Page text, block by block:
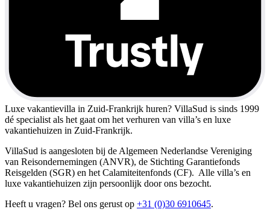
Luxe vakantievilla in Zuid-Frankrijk huren? VillaSud is sinds 1999
dé specialist als het gaat om het verhuren van villa’s en luxe
vakantiehuizen in Zuid-Frankrijk.
VillaSud is aangesloten bij de Algemeen Nederlandse Vereniging
van Reisondernemingen (ANVR), de Stichting Garantiefonds
Reisgelden (SGR) en het Calamiteitenfonds (CF). Alle villa’s en
luxe vakantiehuizen zijn persoonlijk door ons bezocht.
Heeft u vragen? Bel ons gerust op +31 (0)30 6910645.